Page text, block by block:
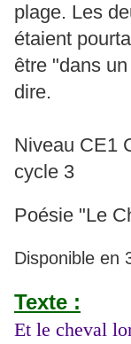
plage. Les
étaient
être "dans
dire.
Niveau CE1
cycle 3
Poésie "Le
Disponible en
Texte :
Et le cheval